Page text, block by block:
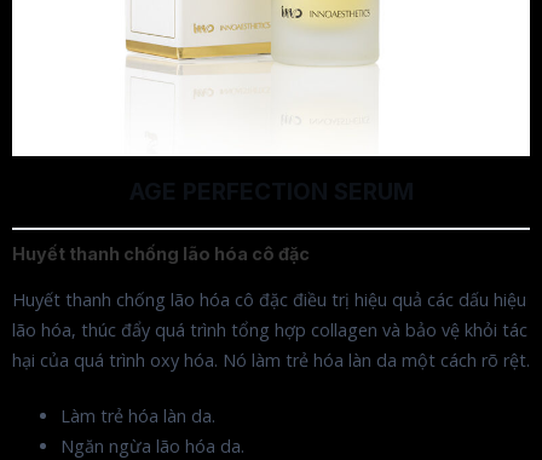
Huyết thanh chống lão hóa cô đặc
Huyết thanh chống lão hóa cô đặc điều trị hiệu quả các dấu hiệu
lão hóa, thúc đẩy quá trình tổng hợp collagen và bảo vệ khỏi tác
hại của quá trình oxy hóa. Nó làm trẻ hóa làn da một cách rõ rệt.
Làm trẻ hóa làn da.
Ngăn ngừa lão hóa da.